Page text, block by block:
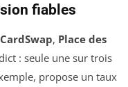
fiables
CardSwap, Place des
: seule une sur trois
propose un taux